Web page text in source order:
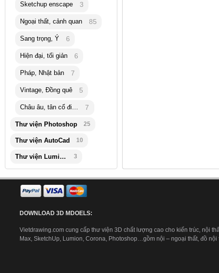
Sketchup enscape 3
Ngoại thất, cảnh quan 85
Sang trọng, Ý 6
Hiện đại, tối giản 6
Pháp, Nhật bản 7
Vintage, Đồng quê 5
Châu âu, tân cổ điển 7
Thư viện Photoshop 25
Thư viện AutoCad 10
Thư viện Lumion 3
DOWNLOAD 3D MDOELS:
Vietdrawing.com cung cấp thư viện 3D chất lượng cao cho kiến trúc, nội
Max, SketchUp, Lumion, Corona, Photoshop…gồm nội – ngoại thất, đồ nội